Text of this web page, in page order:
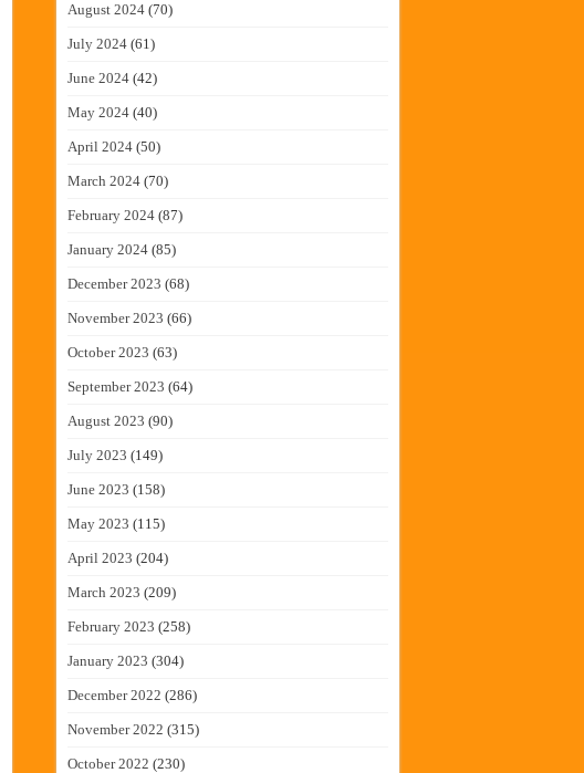
August 2024 (70)
July 2024 (61)
June 2024 (42)
May 2024 (40)
April 2024 (50)
March 2024 (70)
February 2024 (87)
January 2024 (85)
December 2023 (68)
November 2023 (66)
October 2023 (63)
September 2023 (64)
August 2023 (90)
July 2023 (149)
June 2023 (158)
May 2023 (115)
April 2023 (204)
March 2023 (209)
February 2023 (258)
January 2023 (304)
December 2022 (286)
November 2022 (315)
October 2022 (230)